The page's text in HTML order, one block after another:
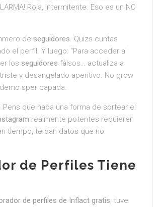
Roja, intermitente. Eso es un NO
de seguidores. Quizs cuntas
el perfil. Y luego: “Para acceder al
los seguidores falsos… actualiza a
y desangelado aperitivo. No grow
sper capada.
que haba una forma de sortear el
realmente potentes requieren
tiempo, te dan datos que no
de Perfiles Tiene
de perfiles de Inflact gratis, tuve